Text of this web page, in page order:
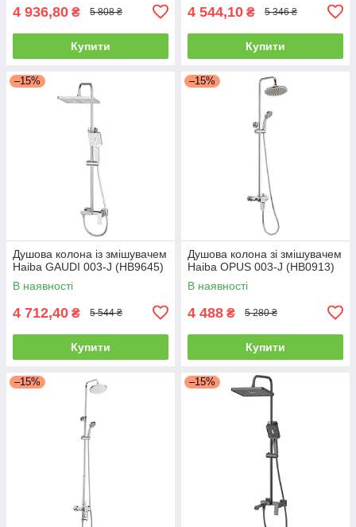
4 936,80 ₴ 5 808 ₴
Купити
4 544,10 ₴ 5 346 ₴
Купити
–15%
Душова колона із змішувачем
Haiba GAUDI 003-J (HB9645)
В наявності
4 712,40 ₴ 5 544 ₴
Купити
–15%
Душова колона зі змішувачем
Haiba OPUS 003-J (HB0913)
В наявності
4 488 ₴ 5 280 ₴
Купити
–15% –15%